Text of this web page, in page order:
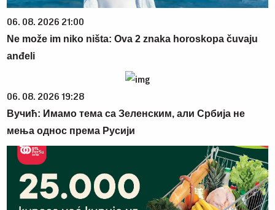
06. 08. 2026 21:00
Ne može im niko ništa: Ova 2 znaka horoskopa čuvaju
anđeli
06. 08. 2026 19:28
Вучић: Имамо тема са Зеленским, али Србија не
мења однос према Русији